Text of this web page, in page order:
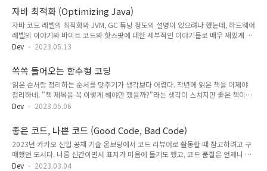
속으로 많은 내용이 101과 이어지며, 101은 저자가 2명이었는데, 이 후속작은 저자
가 4명으로 늘었다. 그 영향인지 가상의 팀을 구성하고 대화체로 상황을 설명하는 방
식이 추가되었지만, 책의 분위기는 크게 달라지지 않았다. 101에서 계속 강조하던
트레이드오프의 중요성도 계속 강조된다. 소프트웨어 아키텍처에서는 최고의 설계
를 고집하지 마세요. 그 대신에 나쁜 것 중에서 제일 나..
자바 최적화 (Optimizing Java)
자바 코드 레벨의 최적화와 JVM, GC 튜닝 정도의 설명이 있으려나 했는데, 하드웨어
레벨의 이야기와 바이트 코드와 핫스팟에 대한 세부적인 이야기들로 매우 재밌게 읽
었다. 개발하면서 코드 구현의 중요도는 가능하면 가독성과 테스트 용이성이 좋은 코
것, 불필요한 블로킹을 하지 않는 것 외에는 코드 구현 레벨에서 딱히 최적화에 신경
쓴 적은 없었던 것 같다. 심지어 명시적인 함수를 명시적으로 인라인으로 선언해 본
지도 좀 되었다. 대부분의 병목은 코드 구현 레벨보다 외부 연동에서 발생한다. 꽤 오
래전에 사서 필요한 부분만 보고는 잊고 있다가 올해 다 봤다. 오래전에 리디북스에
서 구매했었기에 PDF 형식의 eBook에서 텍스트 복..
Dev 2023.05.13
쏙쏙 들어오는 함수형 코딩
읽은 순서랑 정리하는 순서를 맞추기가 생각보다 어렵다. 작년에 읽은 책을 이제야
정리하네. "책 제목을 꼭 이렇게 해야만 했을까?"라는 생각이 스치지만 좋은 책이다.
참고로, 이 책의 예제는 자바스크립트로 되어있는데, 리팩터링 2판과 최근에 나온
스크립트를 선택하고 있는데, 개발 환경을 별도로 구성할 필요도 없고 간단하게 예제
를 돌려볼 수 있어서 좋다. ‘부수 효과를 없애라!’라는 슬로건 때문에 너무 단순하게
생각할 수도 있지만, 사실 함수형 프로그래밍은 부수 효과 구성에 관한 내용입니다.
부수 효과를 잘 관리해서 코드의 아무 곳에나 있지 않도록 하는 것입니다. 이 책의 주
제이기도 합니다. 이 책은 보통 함수형 프로그래밍이..
Dev 2023.05.06
좋은 코드, 나쁜 코드 (Good Code, Bad Code)
2023년 카카오 신입 공채 기술 온보딩에서 코드 리뷰어로 활동할 때 참고하려고 구
매했던 도서다. 나름 신간이면서 표지가 마음에 들기도 했고, 코드 품질은 언제나 관
심이 있는 주제다. 읽어보니 책의 내용도 내용이지만, 적절한 컬러 사용과 보기 편한
Dev 2023.03.04